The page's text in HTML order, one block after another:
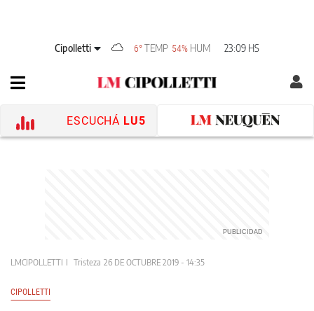
Cipolletti 6° TEMP 54% HUM 23:09 HS
ESCUCHÁ LU5
LMCIPOLLETTI Tristeza 26 DE OCTUBRE 2019 - 14:35
CIPOLLETTI